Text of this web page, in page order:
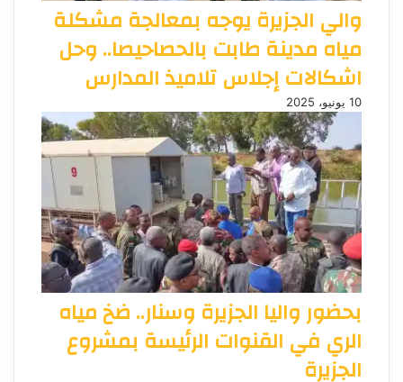
والي الجزيرة يوجه بمعالجة مشكلة
مياه مدينة طابت بالحصاحيصا.. وحل
اشكالات إجلاس تلاميذ المدارس
10 يونيو، 2025
بحضور واليا الجزيرة وسنار.. ضخ مياه
الري في القنوات الرئيسة بمشروع
الجزيرة